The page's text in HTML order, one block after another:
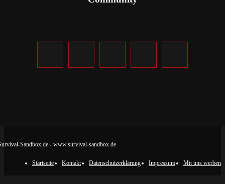
Sandbox.de - www.survival-sandbox.de
Startseite Kontakt Datenschutzerklärung Impressum Mit uns werben